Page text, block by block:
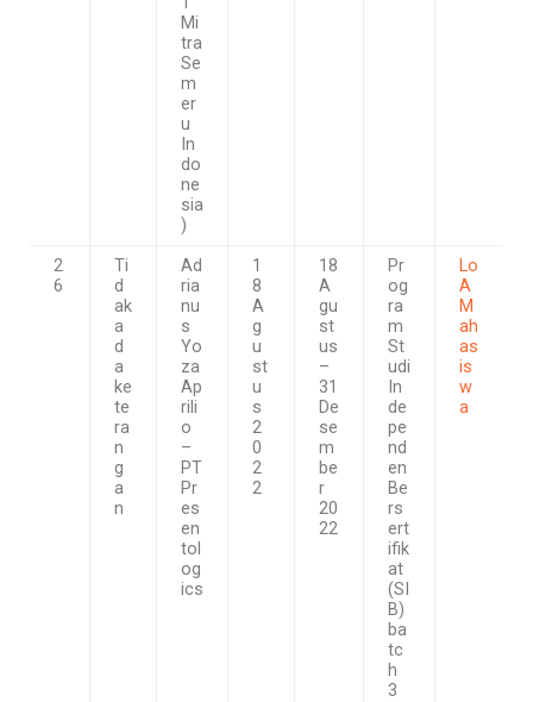
Mi
tra
Se
m
er
u
In
do
ne
sia
)
2
6
Ti
d
ak
a
d
a
ke
te
ra
n
g
a
n
Ad
ria
nu
s
Yo
za
Ap
rili
o
–
PT
Pr
es
en
tol
og
ics
1
8
A
g
u
st
u
s
2
0
2
2
18
A
gu
st
us
–
31
De
se
m
be
r
20
22
Pr
og
ra
m
St
udi
In
de
pe
nd
en
Be
rs
ert
ifik
at
(SI
B)
ba
tc
h
3
Lo
A
M
ah
as
is
w
a